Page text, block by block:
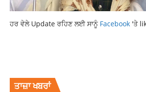
ਹਰ ਵੇਲੇ Update ਰਹਿਣ ਲਈ ਸਾਨੂੰ Facebook 'ਤੇ
ਤਾਜ਼ਾ ਖਬਰਾਂ